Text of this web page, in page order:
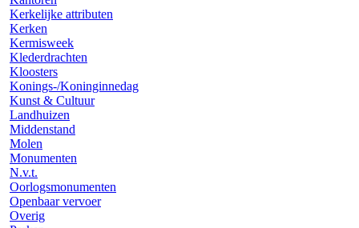
Kerkelijke attributen
Kerken
Kermisweek
Klederdrachten
Kloosters
Konings-/Koninginnedag
Kunst & Cultuur
Landhuizen
Middenstand
Molen
Monumenten
N.v.t.
Oorlogsmonumenten
Openbaar vervoer
Overig